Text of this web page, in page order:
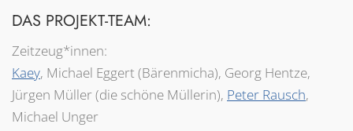
DAS PROJEKT-TEAM:
Zeitzeug*innen:
Kaey, Michael Eggert (Bärenmicha), Georg Hentze,
Jürgen Müller (die schöne Müllerin), Peter Rausch,
Michael Unger